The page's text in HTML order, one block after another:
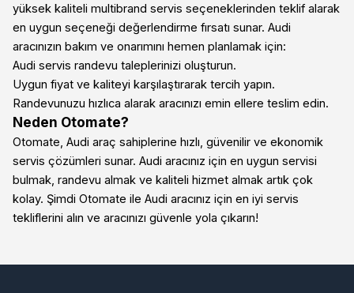
yüksek kaliteli multibrand servis seçeneklerinden teklif alarak
en uygun seçeneği değerlendirme fırsatı sunar. Audi
aracınızın bakım ve onarımını hemen planlamak için:
Audi servis randevu taleplerinizi oluşturun.
Uygun fiyat ve kaliteyi karşılaştırarak tercih yapın.
Randevunuzu hızlıca alarak aracınızı emin ellere teslim edin.
Neden Otomate?
Otomate, Audi araç sahiplerine hızlı, güvenilir ve ekonomik
servis çözümleri sunar. Audi aracınız için en uygun servisi
bulmak, randevu almak ve kaliteli hizmet almak artık çok
kolay. Şimdi Otomate ile Audi aracınız için en iyi servis
tekliflerini alın ve aracınızı güvenle yola çıkarın!